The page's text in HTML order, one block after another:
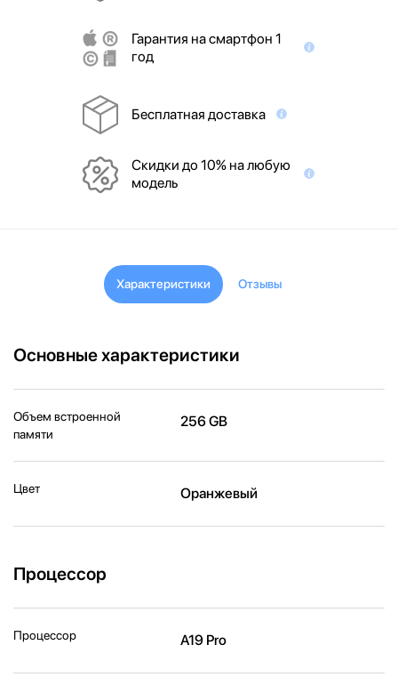
Гарантия на смартфон 1
год
Бесплатная доставка
Скидки до 10% на любую
модель
Характеристики Отзывы
Основные характеристики
Объем встроенной
памяти
256 GB
Цвет Оранжевый
Процессор
Процессор A19 Pro